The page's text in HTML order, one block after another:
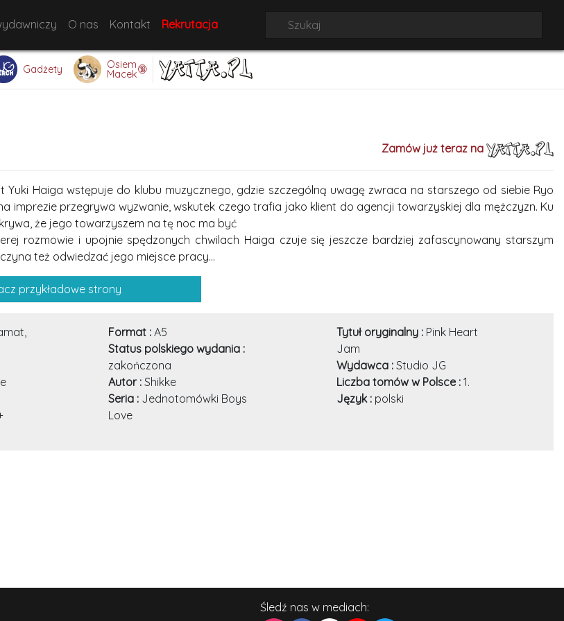
O nas Kontakt Rekrutacja
Gadżety Osiem
Macek🔞
Zamów już teraz na
Yuki Haiga wstępuje do klubu muzycznego, gdzie szczególną uwagę zwraca na starszego od siebie Ryo
imprezie przegrywa wyzwanie, wskutek czego trafia jako klient do agencji towarzyskiej dla mężczyzn. Ku
że jego towarzyszem na tę noc ma być
rozmowie i upojnie spędzonych chwilach Haiga czuje się jeszcze bardziej zafascynowany starszym
też odwiedzać jego miejsce pracy...
przykładowe strony
Format : A5
Status polskiego wydania :
zakończona
Autor : Shikke
Seria : Jednotomówki Boys
Love
Tytuł oryginalny : Pink Heart
Jam
Wydawca : Studio JG
Liczba tomów w Polsce : 1.
Język : polski
Śledź nas w mediach: